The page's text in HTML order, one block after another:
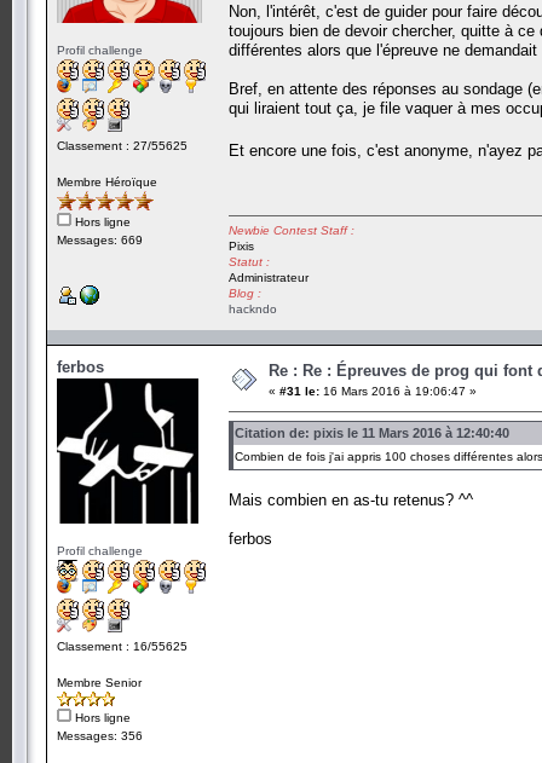
Profil challenge
Classement : 27/55625
Membre Héroïque
Hors ligne
Messages: 669
Non, l'intérêt, c'est de guider pour faire
toujours bien de devoir chercher, quitte à
différentes alors que l'épreuve ne
Bref, en attente des réponses au sondage
qui liraient tout ça, je file vaquer à mes
Et encore une fois, c'est anonyme, n'ayez
Newbie Contest Staff :
Pixis
Statut :
Administrateur
Blog :
hackndo
ferbos
Profil challenge
Classement : 16/55625
Membre Senior
Hors ligne
Messages: 356
Re : Re : Épreuves de prog qui
« #31 le: 16 Mars 2016 à 19:06:47 »
Citation de: pixis le 11 Mars 2016 à 12:40:40
Combien de fois j'ai appris 100 choses différentes
Mais combien en as-tu retenus? ^^
ferbos